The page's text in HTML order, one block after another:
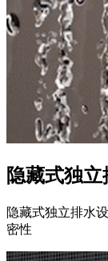
隐藏式独
隐藏式独立排水
密性